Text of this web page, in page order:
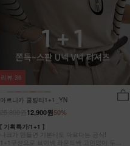
아르니카 쿨링티1+1_YN
50%
12,900원
[ 기획특가/1+1 ]
나크가 만들면 기본티도 다르다는 공식!
1+1구성으로 브이넥 라운드넥 고민없이 두장
리뷰 36